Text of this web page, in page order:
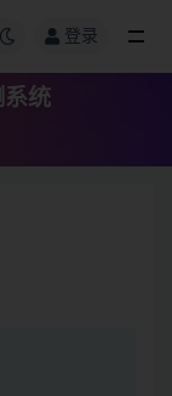
登录
系统